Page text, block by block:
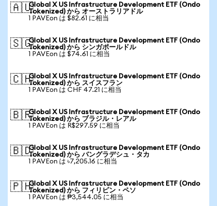
🇦🇺Global X US Infrastructure Development ETF (Ondo
Tokenized) から オーストラリアドル
1 PAVEon は $82.61 に相当
🇸🇬Global X US Infrastructure Development ETF (Ondo
Tokenized) から シンガポールドル
1 PAVEon は $74.61 に相当
🇨🇭Global X US Infrastructure Development ETF (Ondo
Tokenized) から スイスフラン
1 PAVEon は CHF 47.21 に相当
🇧🇷Global X US Infrastructure Development ETF (Ondo
Tokenized) から ブラジル・レアル
1 PAVEon は R$297.59 に相当
🇧🇩Global X US Infrastructure Development ETF (Ondo
Tokenized) から バングラデシュ・タカ
1 PAVEon は ৳7,205.16 に相当
🇵🇭Global X US Infrastructure Development ETF (Ondo
Tokenized) から フィリピン・ペソ
1 PAVEon は ₱3,544.05 に相当